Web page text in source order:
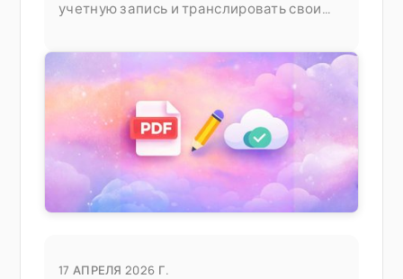
учетную запись и транслировать свои
устройства или кабелей. Попробуйте его
раньше, если вы хотите попробовать
17 АПРЕЛЯ 2026 Г.